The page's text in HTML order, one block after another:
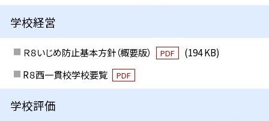
学校経営
Ｒ８いじめ防止基本方針（概要版） PDF
(194 KB)
R８西一貫校学校要覧
PDF
学校評価